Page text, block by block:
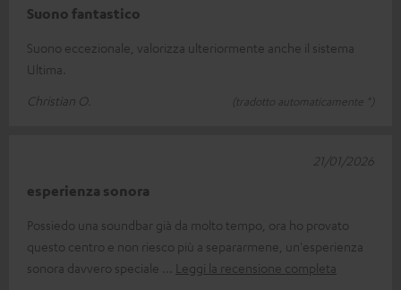
Suono fantastico
Suono eccezionale, valorizza ulteriormente anche il sistema
Ultima.
Christian O.
(tradotto automaticamente *)
esperienza sonora
Possiedo una soundbar già da molto tempo, ora ho provato
questo centro e non riesco più a separarmene, un'esperienza
sonora davvero speciale
Leggi la recensione completa
21/01/2026